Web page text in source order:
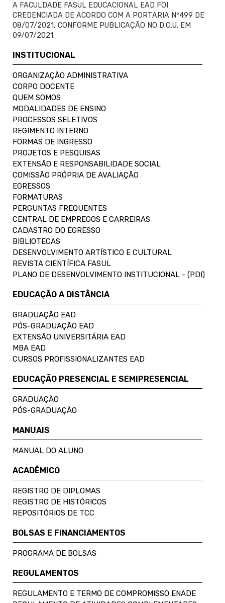
A FACULDADE FASUL EDUCACIONAL EAD FOI
CREDENCIADA DE ACORDO COM A PORTARIA Nº499 DE
08/07/2021, CONFORME PUBLICAÇÃO NO D.O.U. EM
09/07/2021.
INSTITUCIONAL
ORGANIZAÇÃO ADMINISTRATIVA
CORPO DOCENTE
QUEM SOMOS
MODALIDADES DE ENSINO
PROCESSOS SELETIVOS
REGIMENTO INTERNO
FORMAS DE INGRESSO
PROJETOS E PESQUISAS
EXTENSÃO E RESPONSABILIDADE SOCIAL
COMISSÃO PRÓPRIA DE AVALIAÇÃO
EGRESSOS
FORMATURAS
PERGUNTAS FREQUENTES
CENTRAL DE EMPREGOS E CARREIRAS
CADASTRO DO EGRESSO
BIBLIOTECAS
DESENVOLVIMENTO ARTÍSTICO E CULTURAL
REVISTA CIENTÍFICA FASUL
PLANO DE DESENVOLVIMENTO INSTITUCIONAL - (PDI)
EDUCAÇÃO A DISTÂNCIA
GRADUAÇÃO EAD
PÓS-GRADUAÇÃO EAD
EXTENSÃO UNIVERSITÁRIA EAD
MBA EAD
CURSOS PROFISSIONALIZANTES EAD
EDUCAÇÃO PRESENCIAL E SEMIPRESENCIAL
GRADUAÇÃO
PÓS-GRADUAÇÃO
MANUAIS
MANUAL DO ALUNO
ACADÊMICO
REGISTRO DE DIPLOMAS
REGISTRO DE HISTÓRICOS
REPOSITÓRIOS DE TCC
BOLSAS E FINANCIAMENTOS
PROGRAMA DE BOLSAS
REGULAMENTOS
REGULAMENTO E TERMO DE COMPROMISSO ENADE